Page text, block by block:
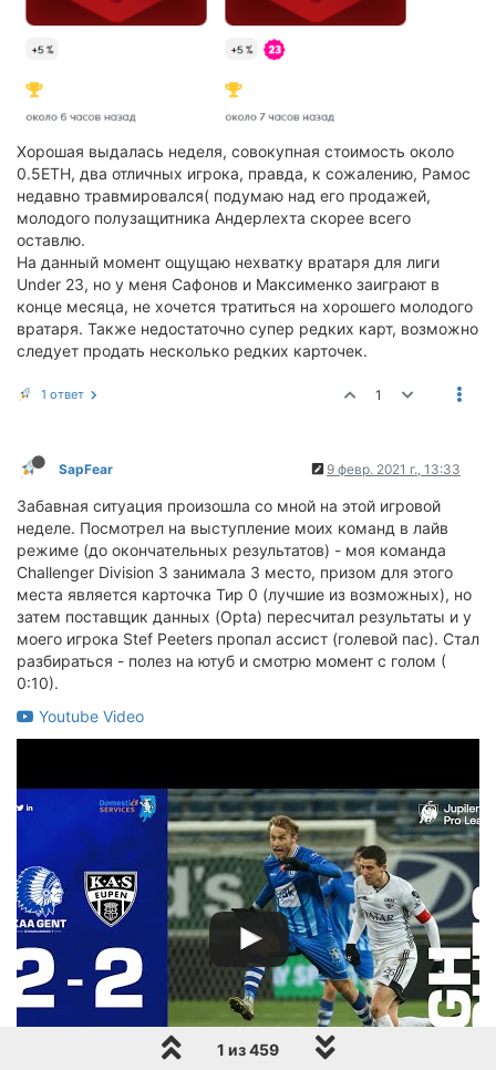
Хорошая выдалась неделя, совокупная стоимость около
0.5ETH, два отличных игрока, правда, к сожалению, Рамос
недавно травмировался( подумаю над его продажей,
молодого полузащитника Андерлехта скорее всего
оставлю.
На данный момент ощущаю нехватку вратаря для лиги
Under 23, но у меня Сафонов и Максименко заиграют в
конце месяца, не хочется тратиться на хорошего молодого
вратаря. Также недостаточно супер редких карт, возможно
следует продать несколько редких карточек.
1 ответ 1
SapFear 9 февр. 2021 г., 13:33
Забавная ситуация произошла со мной на этой игровой
неделе. Посмотрел на выступление моих команд в лайв
режиме (до окончательных результатов) - моя команда
Challenger Division 3 занимала 3 место, призом для этого
места является карточка Тир 0 (лучшие из возможных), но
затем поставщик данных (Opta) пересчитал результаты и у
моего игрока Stef Peeters пропал ассист (голевой пас). Стал
разбираться - полез на ютуб и смотрю момент с голом (
0:10).
Youtube Video
1 из 459